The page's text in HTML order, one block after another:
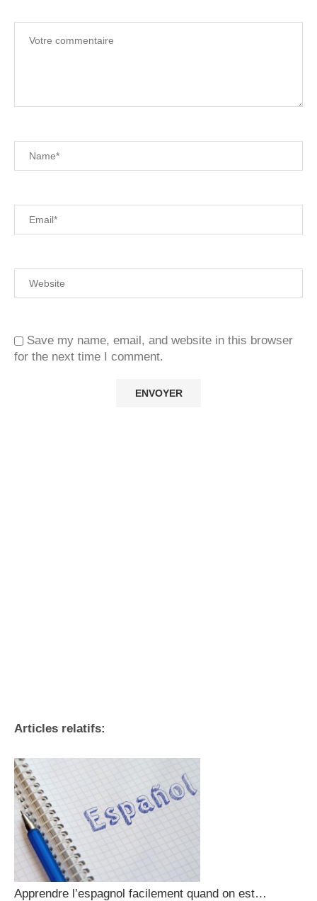
Save my name, email, and website in this browser
for the next time I comment.
Articles relatifs:
Apprendre l’espagnol facilement quand on est…